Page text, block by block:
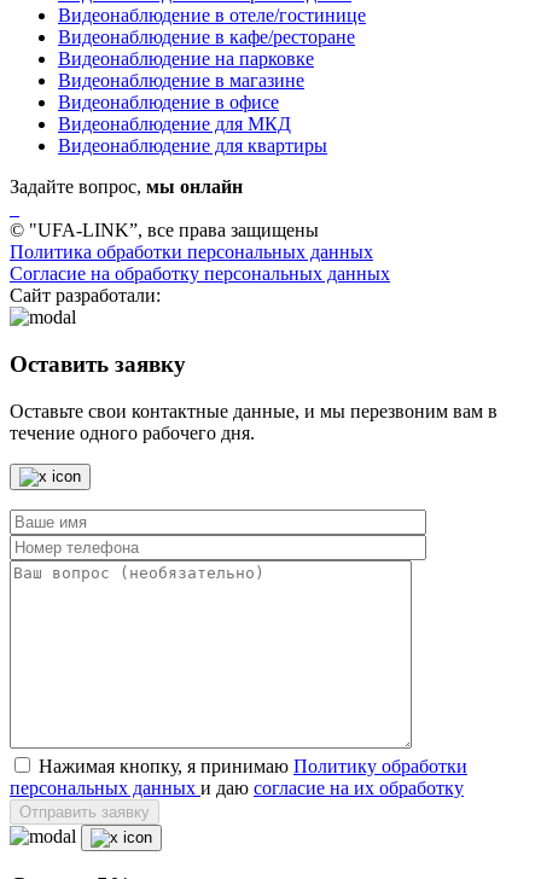
Видеонаблюдение в отеле/гостинице
Видеонаблюдение в кафе/ресторане
Видеонаблюдение на парковке
Видеонаблюдение в магазине
Видеонаблюдение в офисе
Видеонаблюдение для МКД
Видеонаблюдение для квартиры
Задайте вопрос, мы онлайн
© "UFA-LINK”, все права защищены
Политика обработки персональных данных
Согласие на обработку персональных данных
Сайт разработали:
Оставить заявку
Оставьте свои контактные данные, и мы перезвоним вам в
течение одного рабочего дня.
Нажимая кнопку, я принимаю Политику обработки
персональных данных и даю согласие на их обработку
Отправить заявку